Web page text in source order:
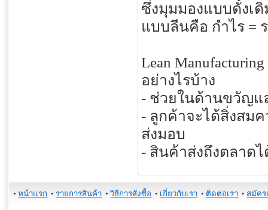
ซึ่งมุมมองแบบดั้งเ
แบบลีนคือ กำไร =
Lean
อย่างไรบ้าง
- ช่วยในด้านขวัญแ
- ลูกค้าจะได้สิ่งสม
ส่งมอบ
- สินค้าส่งถึงตลาดไ
•หน้าแรก •รายการสินค้า •วิธีการสั่งซื้อ • เกี่ยวกับเรา • ติดต่อเรา • สมัค